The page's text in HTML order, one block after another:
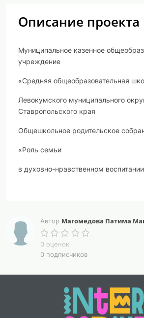
Описание проекта
Муниципальное казенное
учреждение
«Средняя общеобразовательная
Левокумского муниципального
Ставропольского края
Общешкольное родительское
«Роль семьи
в духовно-нравственном
учитель начальных классов.
с.Турксад
– Что у меня в руке??
Автор Магомедова Патима
0 оценок
0 подписчиков